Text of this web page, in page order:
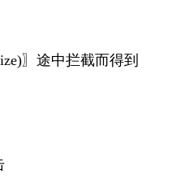
〗途中拦截而得到